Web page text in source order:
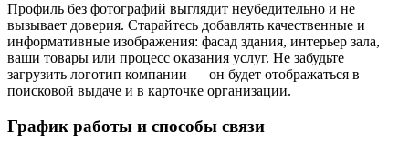
Профиль без фотографий выглядит неубедительно и не
вызывает доверия. Старайтесь добавлять качественные и
информативные изображения: фасад здания, интерьер зала,
ваши товары или процесс оказания услуг. Не забудьте
загрузить логотип компании — он будет отображаться в
поисковой выдаче и в карточке организации.
График работы и способы связи